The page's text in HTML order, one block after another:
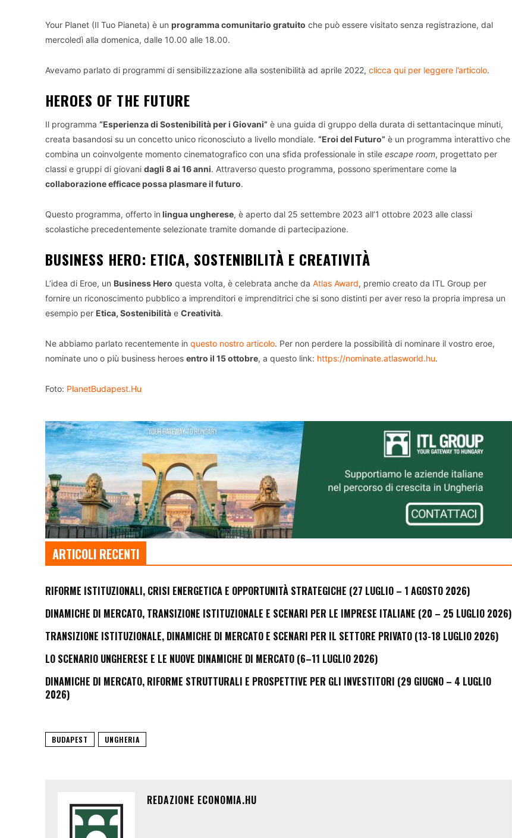
Your Planet (Il Tuo Pianeta) è un programma comunitario gratuito che può essere visitato senza registrazione, dal
mercoledì alla domenica, dalle 10.00 alle 18.00.
Avevamo parlato di programmi di sensibilizzazione alla sostenibilità ad aprile 2022, clicca qui per leggere l’articolo.
HEROES OF THE FUTURE
Il programma “Esperienza di Sostenibilità per i Giovani” è una guida di gruppo della durata di settantacinque minuti,
creata basandosi su un concetto unico riconosciuto a livello mondiale. “Eroi del Futuro” è un programma interattivo che
combina un coinvolgente momento cinematografico con una sfida professionale in stile escape room, progettato per
classi e gruppi di giovani dagli 8 ai 16 anni. Attraverso questo programma, possono sperimentare come la
collaborazione efficace possa plasmare il futuro.
Questo programma, offerto in lingua ungherese, è aperto dal 25 settembre 2023 all’1 ottobre 2023 alle classi
scolastiche precedentemente selezionate tramite domande di partecipazione.
BUSINESS HERO: ETICA, SOSTENIBILITÀ E CREATIVITÀ
L’idea di Eroe, un Business Hero questa volta, è celebrata anche da Atlas Award, premio creato da ITL Group per
fornire un riconoscimento pubblico a imprenditori e imprenditrici che si sono distinti per aver reso la propria impresa un
esempio per Etica, Sostenibilità e Creatività.
Ne abbiamo parlato recentemente in questo nostro articolo. Per non perdere la possibilità di nominare il vostro eroe,
nominate uno o più business heroes entro il 15 ottobre, a questo link: https://nominate.atlasworld.hu.
Foto: PlanetBudapest.Hu
ARTICOLI RECENTI
RIFORME ISTITUZIONALI, CRISI ENERGETICA E OPPORTUNITÀ STRATEGICHE (27 LUGLIO – 1 AGOSTO 2026)
DINAMICHE DI MERCATO, TRANSIZIONE ISTITUZIONALE E SCENARI PER LE IMPRESE ITALIANE (20 – 25 LUGLIO 2026)
TRANSIZIONE ISTITUZIONALE, DINAMICHE DI MERCATO E SCENARI PER IL SETTORE PRIVATO (13-18 LUGLIO 2026)
LO SCENARIO UNGHERESE E LE NUOVE DINAMICHE DI MERCATO (6–11 LUGLIO 2026)
DINAMICHE DI MERCATO, RIFORME STRUTTURALI E PROSPETTIVE PER GLI INVESTITORI (29 GIUGNO – 4 LUGLIO
2026)
BUDAPEST UNGHERIA
REDAZIONE ECONOMIA.HU